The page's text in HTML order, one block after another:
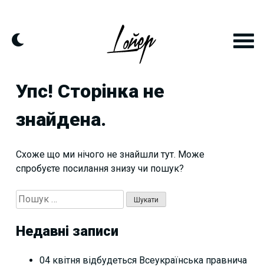
content
Упс! Сторінка не
знайдена.
Схоже що ми нічого не знайшли тут. Може
спробуєте посилання знизу чи пошук?
Пошук:
Недавні записи
04 квітня відбудеться Всеукраїнська правнича